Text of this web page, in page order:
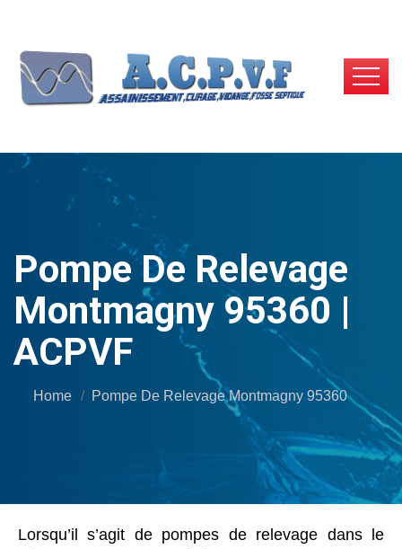
Pompe De Relevage
Montmagny 95360 |
ACPVF
Home Pompe De Relevage Montmagny 95360
Lorsqu’il s’agit de pompes de relevage dans le